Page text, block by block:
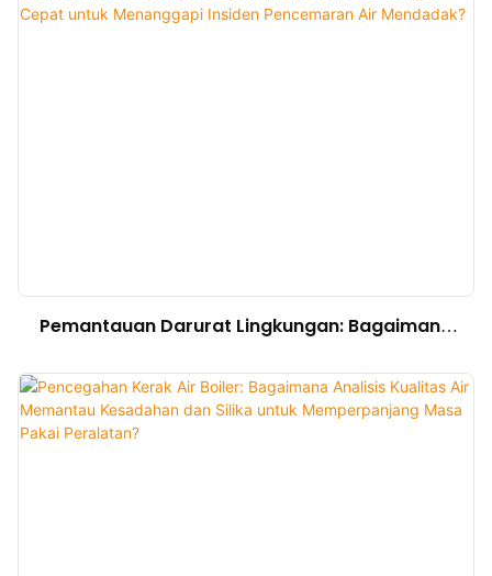
Pemantauan Darurat Lingkungan: Bagaimana
Amonia dan COD dengan Cepat untuk
Menanggapi Insiden Pencemaran Air